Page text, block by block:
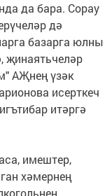
да бара. Сорау
дә
базарга юлны
җинаятьчеләр
АҖнең үзәк
исерткеч
итәргә
имештер,
хәмернең